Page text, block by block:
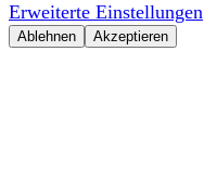
Erweiterte Einstellungen
Ablehnen Akzeptieren